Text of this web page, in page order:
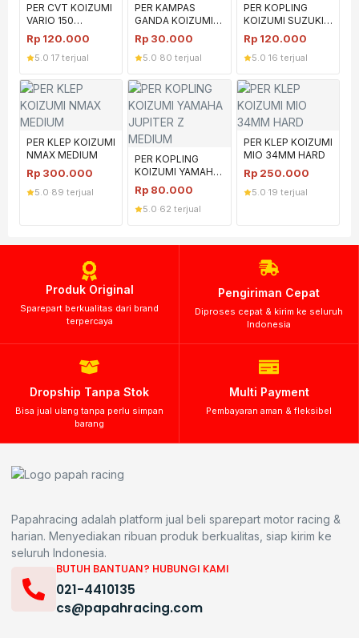
PER CVT KOIZUMI
VARIO 150
1500RPM
Rp 120.000
5.0 17 terjual
PER KAMPAS
GANDA KOIZUMI
MIO 1500RPM
Rp 30.000
5.0 80 terjual
PER KOPLING
KOIZUMI SUZUKI
GSX KOMPETISI
Rp 120.000
5.0 16 terjual
PER KLEP KOIZUMI
NMAX MEDIUM
Rp 300.000
5.0 89 terjual
PER KOPLING
KOIZUMI YAMAHA
JUPITER Z
MEDIUM
Rp 80.000
5.0 62 terjual
PER KLEP KOIZUMI
MIO 34MM HARD
Rp 250.000
5.0 19 terjual
Produk Original
Sparepart berkualitas dari brand
terpercaya
Pengiriman Cepat
Diproses cepat & kirim ke seluruh
Indonesia
Dropship Tanpa Stok
Bisa jual ulang tanpa perlu simpan
barang
Multi Payment
Pembayaran aman & fleksibel
Papahracing adalah platform jual beli sparepart motor racing &
harian. Menyediakan ribuan produk berkualitas, siap kirim ke
seluruh Indonesia.
BUTUH BANTUAN? HUBUNGI KAMI
021-4410135
cs@papahracing.com